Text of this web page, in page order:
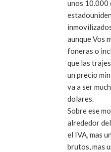
unos 10.000
aunque Vos
foneras o
que las
un precio
va a ser
dolares.
Sobre ese
alrededor
el IVA, mas
brutos, mas